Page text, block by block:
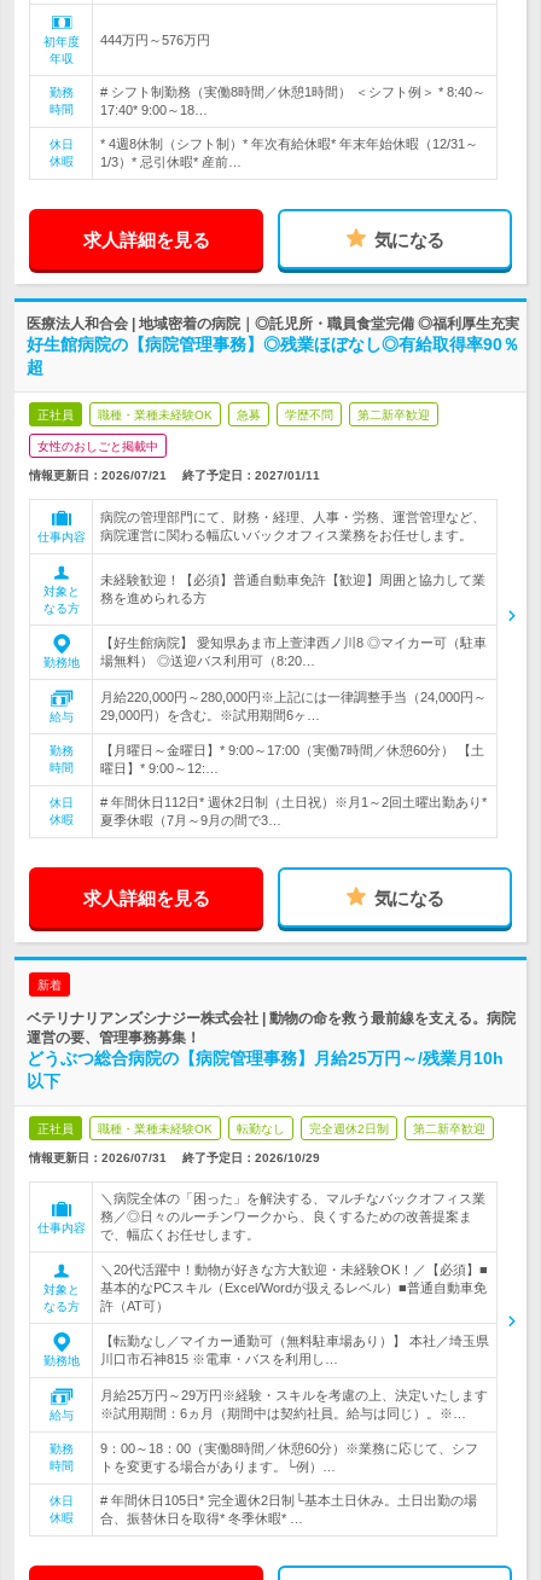
初年度
年収
444万円～576万円
勤務
時間
# シフト制勤務（実働8時間／休憩1時間） ＜シフト例＞ * 8:40～
17:40* 9:00～18…
休日
休暇
* 4週8休制（シフト制）* 年次有給休暇* 年末年始休暇（12/31～
1/3）* 忌引休暇* 産前…
求人詳細を見る 気になる
医療法人和合会 | 地域密着の病院｜◎託児所・職員食堂完備 ◎福利厚生充実
好生館病院の【病院管理事務】◎残業ほぼなし◎有給取得率90％
超
正社員 職種・業種未経験OK 急募 学歴不問 第二新卒歓迎
女性のおしごと掲載中
情報更新日：2026/07/21 終了予定日： 2027/01/11
仕事内容
病院の管理部門にて、財務・経理、人事・労務、運営管理など、
病院運営に関わる幅広いバックオフィス業務をお任せします。
対象と
なる方
未経験歓迎！【必須】普通自動車免許【歓迎】周囲と協力して業
務を進められる方
勤務地
【好生館病院】 愛知県あま市上萱津西ノ川8 ◎マイカー可（駐車
場無料） ◎送迎バス利用可（8:20…
給与
月給220,000円～280,000円※上記には一律調整手当（24,000円～
29,000円）を含む。※試用期間6ヶ…
勤務
時間
【月曜日～金曜日】* 9:00～17:00（実働7時間／休憩60分） 【土
曜日】* 9:00～12:…
休日
休暇
# 年間休日112日* 週休2日制（土日祝）※月1～2回土曜出勤あり*
夏季休暇（7月～9月の間で3…
求人詳細を見る 気になる
新着
ベテリナリアンズシナジー株式会社 | 動物の命を救う最前線を支える。病院
運営の要、管理事務募集！
どうぶつ総合病院の【病院管理事務】月給25万円～/残業月10h
以下
正社員 職種・業種未経験OK 転勤なし 完全週休2日制 第二新卒歓迎
情報更新日：2026/07/31 終了予定日： 2026/10/29
仕事内容
＼病院全体の「困った」を解決する、マルチなバックオフィス業
務／◎日々のルーチンワークから、良くするための改善提案ま
で、幅広くお任せします。
対象と
なる方
＼20代活躍中！動物が好きな方大歓迎・未経験OK！／【必須】■
基本的なPCスキル（Excel/Wordが扱えるレベル）■普通自動車免
許（AT可）
勤務地
【転勤なし／マイカー通勤可（無料駐車場あり）】 本社／埼玉県
川口市石神815 ※電車・バスを利用し…
給与
月給25万円～29万円※経験・スキルを考慮の上、決定いたします
※試用期間：6ヵ月（期間中は契約社員。給与は同じ）。※…
勤務
時間
9：00～18：00（実働8時間／休憩60分）※業務に応じて、シフ
トを変更する場合があります。└例）…
休日
休暇
# 年間休日105日* 完全週休2日制└基本土日休み。土日出勤の場
合、振替休日を取得* 冬季休暇* …